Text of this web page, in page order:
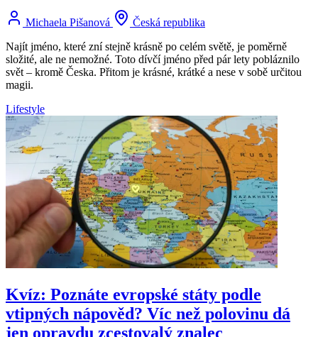
Michaela Pišanová
Česká republika
Najít jméno, které zní stejně krásně po celém světě, je poměrně
složité, ale ne nemožné. Toto dívčí jméno před pár lety pobláznilo
svět – kromě Česka. Přitom je krásné, krátké a nese v sobě určitou
magii.
Lifestyle
Kvíz: Poznáte evropské státy podle
vtipných nápověd? Víc než polovinu dá
jen opravdu zcestovalý znalec